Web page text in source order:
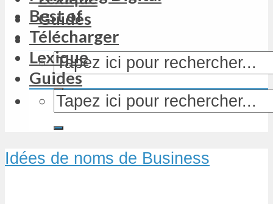
Guides
Best of
Télécharger
Lexique
Guides
Idées de noms de Business